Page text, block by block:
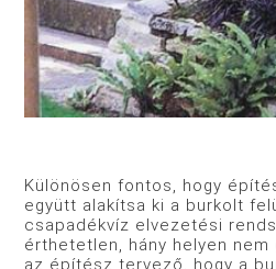
Különösen fontos, hogy
együtt alakítsa ki a burkolt
csapadékvíz elvezetési
érthetetlen, hány helyen
az építész tervező, hogy a